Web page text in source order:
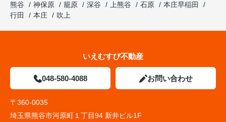
熊谷
神保原 籠原 深谷 上熊谷 石原
本庄早稲田
行田
本庄 吹上
いえむすび不動産
048-580-4088 お問い合わせ
〒360-0035
埼玉県熊谷市河原町１丁目94 新井ビル1F